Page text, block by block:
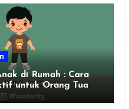
di Rumah : Cara
untuk Orang Tua